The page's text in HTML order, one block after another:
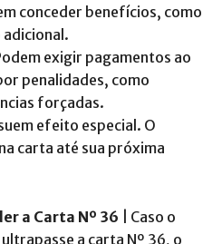
conceder benefícios, como
exigir pagamentos ao
penalidades, como
forçadas.
efeito especial. O
carta até sua próxima
a Carta Nº 36 | Caso o
a carta Nº 36, o